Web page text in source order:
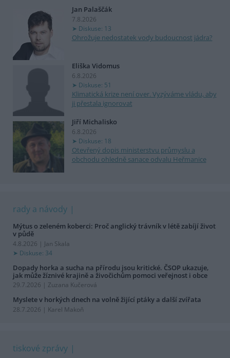
Jan Palaščák
7.8.2026
Diskuse: 13
Ohrožuje nedostatek vody budoucnost jádra?
Eliška Vidomus
6.8.2026
Diskuse: 51
Klimatická krize není over. Vyzýváme vládu, aby
ji přestala ignorovat
Jiří Michalisko
6.8.2026
Diskuse: 18
Otevřený dopis ministerstvu průmyslu a
obchodu ohledně sanace odvalu Heřmanice
rady a návody
Mýtus o zeleném koberci: Proč anglický trávník v létě zabíjí život
v půdě
4.8.2026 | Jan Skala
Diskuse: 34
Dopady horka a sucha na přírodu jsou kritické. ČSOP ukazuje,
jak může žíznivé krajině a živočichům pomoci veřejnost i obce
29.7.2026 | Zuzana Kučerová
Myslete v horkých dnech na volně žijící ptáky a další zvířata
28.7.2026 | Karel Makoň
tiskové zprávy